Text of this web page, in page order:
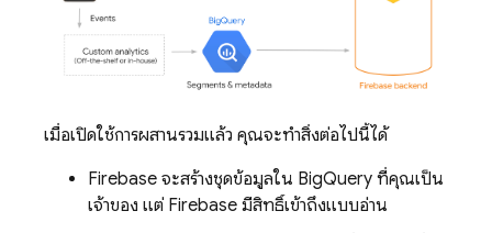
เมื่อเปิดใช้การผสานรวมแล้ว คุณจะทำสิ่งต่อไปนี้ได้
Firebase จะสร้างชุดข้อมูลใน BigQuery ที่คุณเป็น
เจ้าของ แต่ Firebase มีสิทธิ์เข้าถึงแบบอ่าน